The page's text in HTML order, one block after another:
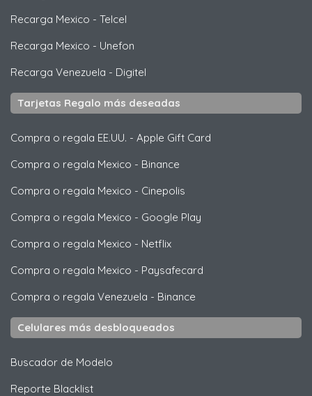
Recarga Mexico - Telcel
Recarga Mexico - Unefon
Recarga Venezuela - Digitel
Tarjetas Regalo más deseadas
Compra o regala EE.UU. - Apple Gift Card
Compra o regala Mexico - Binance
Compra o regala Mexico - Cinepolis
Compra o regala Mexico - Google Play
Compra o regala Mexico - Netflix
Compra o regala Mexico - Paysafecard
Compra o regala Venezuela - Binance
Celulares más desbloqueados
Buscador de Modelo
Reporte Blacklist